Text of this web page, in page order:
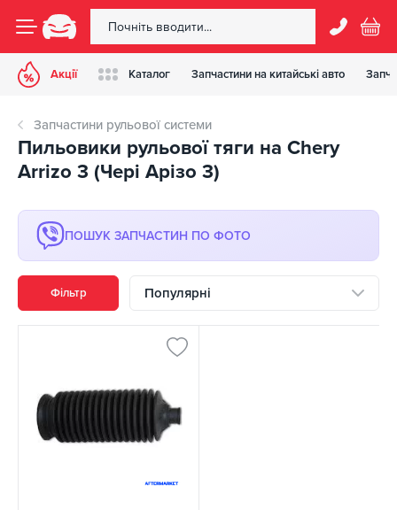
Акції Каталог Запчастини на китайські авто
Запчастини рульової системи
Пильовики рульової тяги на Chery
Arrizo 3 (Чері Арізо 3)
ПОШУК ЗАПЧАСТИН ПО ФОТО
Фільтр Популярні